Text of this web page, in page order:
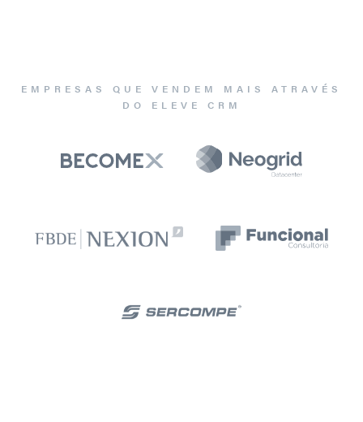
EMPRESAS QUE VENDEM MAIS ATRAVÉS
DO ELEVE CRM